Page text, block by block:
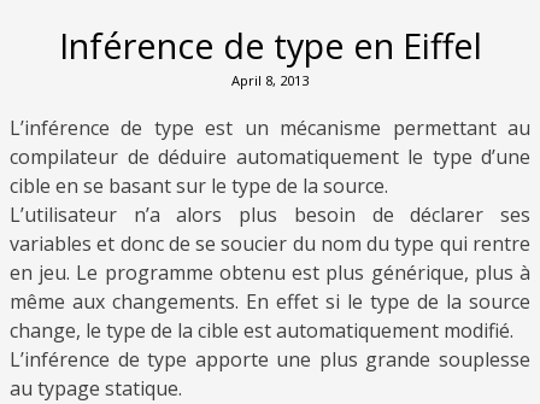
Inférence de type en Eiffel
April 8, 2013
L’inférence de type est un mécanisme permettant au
compilateur de déduire automatiquement le type d’une
cible en se basant sur le type de la source.
L’utilisateur n’a alors plus besoin de déclarer ses
variables et donc de se soucier du nom du type qui rentre
en jeu. Le programme obtenu est plus générique, plus à
même aux changements. En effet si le type de la source
change, le type de la cible est automatiquement modifié.
L’inférence de type apporte une plus grande souplesse
au typage statique.